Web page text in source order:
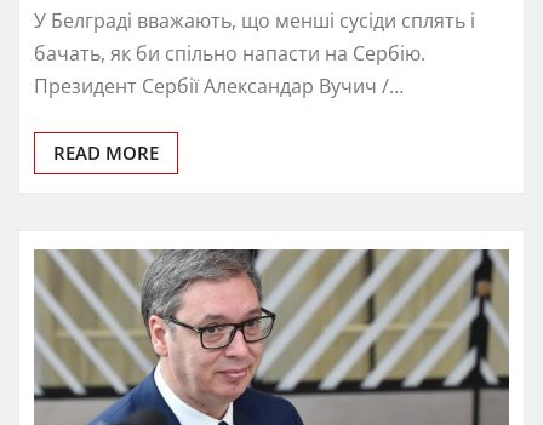
У Белграді вважають, що менші сусіди сплять і
бачать, як би спільно напасти на Сербію.
Президент Сербії Александар Вучич /…
READ MORE